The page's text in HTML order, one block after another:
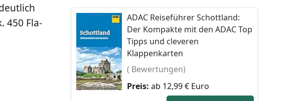
450 Fla­
ADAC Reiseführer Schottland:
Der Kompakte mit den ADAC Top
Tipps und cleveren
Klappenkarten
( Bewertungen)
Preis: ab 12,99 € Euro